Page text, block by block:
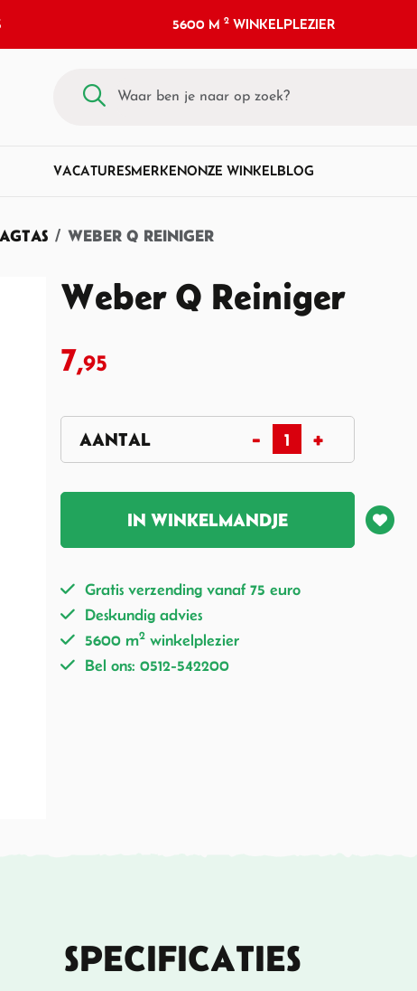
5600 M2 WINKELPLEZIER
VACATURESMERKENONZE WINKELBLOG
WEBER Q REINIGER
Weber Q Reiniger
7,95
IN WINKELMANDJE
Gratis verzending vanaf 75 euro
Deskundig advies
5600 m2 winkelplezier
Bel ons: 0512-542200
SPECIFICATIES